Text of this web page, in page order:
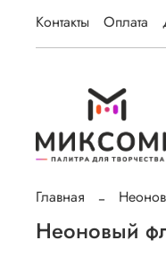
Контакты Оплата
Главная
Неоновый